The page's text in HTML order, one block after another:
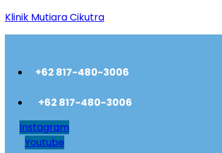
Klinik Mutiara Cikutra
+62 817-480-3006
+62 817-480-3006
Instagram
Youtube